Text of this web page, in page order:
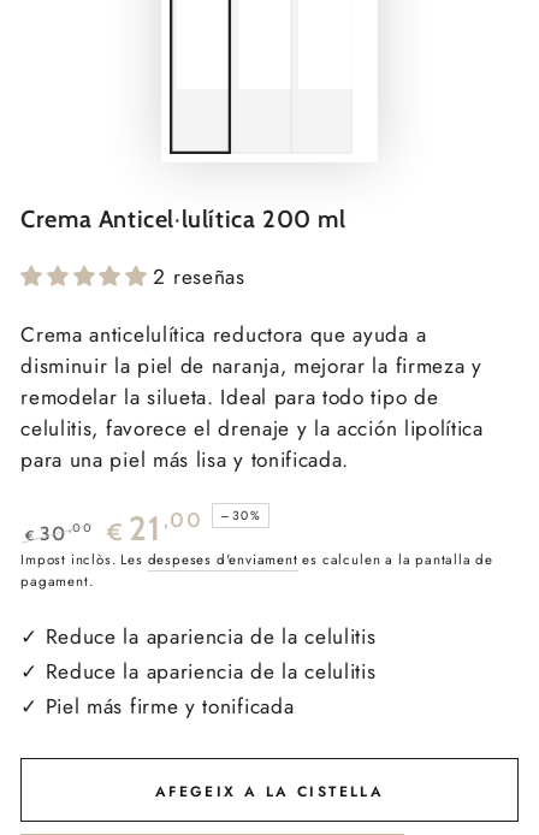
Crema Anticel·lulítica 200 ml
2 reseñas
Crema anticelulítica reductora que ayuda a
disminuir la piel de naranja, mejorar la firmeza y
remodelar la silueta. Ideal para todo tipo de
celulitis, favorece el drenaje y la acción lipolítica
para una piel más lisa y tonificada.
Preu
regular
€ 30,00
Preu
venda
€ 21 ,00 –30%
Impost inclòs. Les despeses d'enviament es calculen a la pantalla de
pagament.
✓ Reduce la apariencia de la celulitis
✓ Reduce la apariencia de la celulitis
✓ Piel más firme y tonificada
AFEGEIX A LA CISTELLA